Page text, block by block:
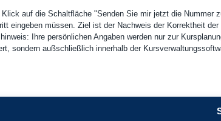
Klick auf die Schaltfläche "Senden Sie mir jetzt die Nummer
eingeben müssen. Ziel ist der Nachweis der Korrektheit
Ihre persönlichen Angaben werden nur zur
sondern außschließlich innerhalb der